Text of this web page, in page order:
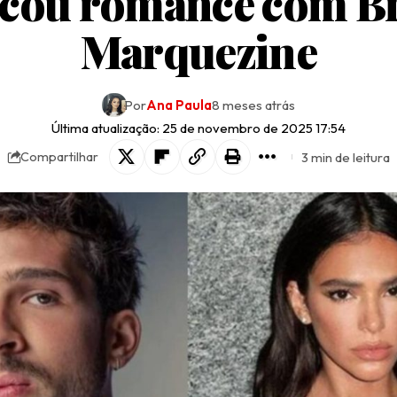
Marquezine
Última atualização: 25 de novembro de 2025 17:54
PorAna Paula8 meses atrás
Compartilhar 3 min de leitura